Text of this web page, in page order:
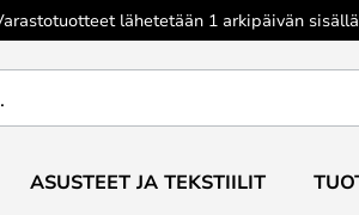
lähetetään 1 arkipäivän sisällä
ASUSTEET JA TEKSTIILIT